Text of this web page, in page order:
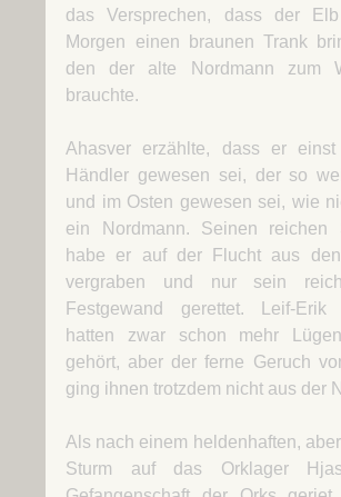
das Versprechen, dass der
Morgen einen braunen Trank
den der alte Nordmann zum
brauchte.
Ahasver erzählte, dass er
Händler gewesen sei, der so
und im Osten gewesen sei, wie
ein Nordmann. Seinen reichen
habe er auf der Flucht aus
vergraben und nur sein
Festgewand gerettet. Leif-
hatten zwar schon mehr
gehört, aber der ferne Geruch
ging ihnen trotzdem nicht aus der
Als nach einem heldenhaften,
Sturm auf das Orklager